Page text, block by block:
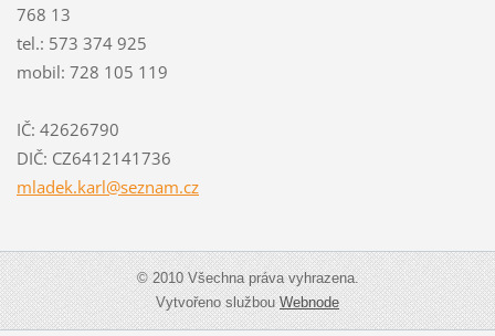
768 13
tel.: 573 374 925
mobil: 728 105 119
IČ: 42626790
DIČ: CZ6412141736
mladek.karl@seznam.cz
© 2010 Všechna práva vyhrazena.
Vytvořeno službouWebnode